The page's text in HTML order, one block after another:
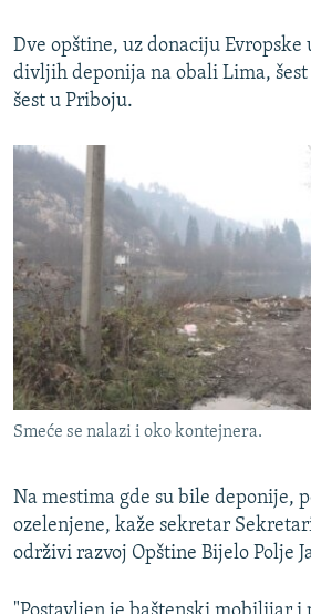
Dve opštine, uz donaciju Evropske
divljih deponija na obali Lima,
šest u Priboju.
Smeće se nalazi i oko kontejnera.
Na mestima gde su bile deponije,
ozelenjene, kaže sekretar
održivi razvoj Opštine Bijelo Polje